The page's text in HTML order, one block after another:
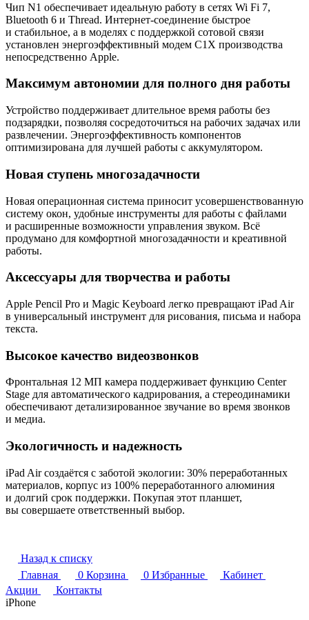
Чип N1 обеспечивает идеальную работу в сетях Wi Fi 7,
Bluetooth 6 и Thread. Интернет-соединение быстрое
и стабильное, а в моделях с поддержкой сотовой связи
установлен энергоэффективный модем C1X производства
непосредственно Apple.
Максимум автономии для полного дня работы
Устройство поддерживает длительное время работы без
подзарядки, позволяя сосредоточиться на рабочих задачах или
развлечении. Энергоэффективность компонентов
оптимизирована для лучшей работы с аккумулятором.
Новая ступень многозадачности
Новая операционная система приносит усовершенствованную
систему окон, удобные инструменты для работы с файлами
и расширенные возможности управления звуком. Всё
продумано для комфортной многозадачности и креативной
работы.
Аксессуары для творчества и работы
Apple Pencil Pro и Magic Keyboard легко превращают iPad Air
в универсальный инструмент для рисования, письма и набора
текста.
Высокое качество видеозвонков
Фронтальная 12 МП камера поддерживает функцию Center
Stage для автоматического кадрирования, а стереодинамики
обеспечивают детализированное звучание во время звонков
и медиа.
Экологичность и надежность
iPad Air создаётся с заботой экологии: 30% переработанных
материалов, корпус из 100% переработанного алюминия
и долгий срок поддержки. Покупая этот планшет,
вы совершаете ответственный выбор.
Назад к списку
Главная
0 Корзина 0 Избранные
Кабинет
Акции
Контакты
iPhone